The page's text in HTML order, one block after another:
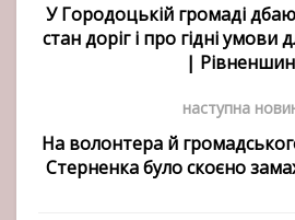
У Городоцькій громаді
стан доріг і про гідні умови
|
наступна
На волонтера й
Стерненка було скоєно